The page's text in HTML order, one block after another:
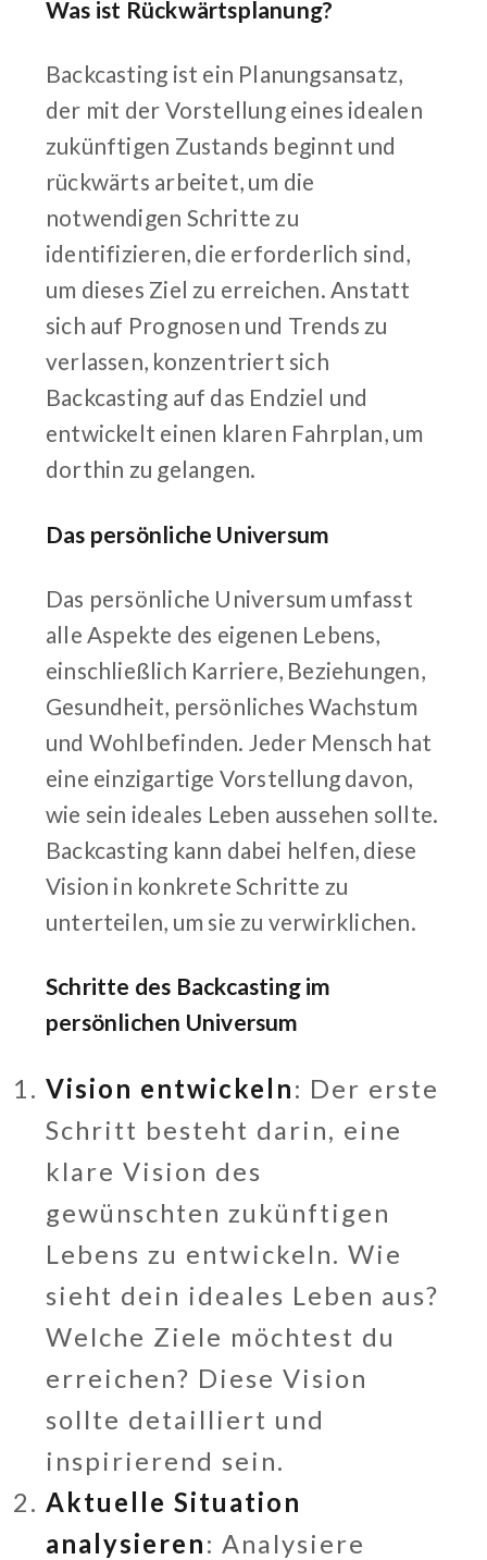
Was ist Rückwärtsplanung?
Backcasting ist ein Planungsansatz,
der mit der Vorstellung eines idealen
zukünftigen Zustands beginnt und
rückwärts arbeitet, um die
notwendigen Schritte zu
identifizieren, die erforderlich sind,
um dieses Ziel zu erreichen. Anstatt
sich auf Prognosen und Trends zu
verlassen, konzentriert sich
Backcasting auf das Endziel und
entwickelt einen klaren Fahrplan, um
dorthin zu gelangen.
Das persönliche Universum
Das persönliche Universum umfasst
alle Aspekte des eigenen Lebens,
einschließlich Karriere, Beziehungen,
Gesundheit, persönliches Wachstum
und Wohlbefinden. Jeder Mensch hat
eine einzigartige Vorstellung davon,
wie sein ideales Leben aussehen sollte.
Backcasting kann dabei helfen, diese
Vision in konkrete Schritte zu
unterteilen, um sie zu verwirklichen.
Schritte des Backcasting im
persönlichen Universum
Vision entwickeln: Der erste
Schritt besteht darin, eine
klare Vision des
gewünschten zukünftigen
Lebens zu entwickeln. Wie
sieht dein ideales Leben aus?
Welche Ziele möchtest du
erreichen? Diese Vision
sollte detailliert und
inspirierend sein.
Aktuelle Situation
analysieren: Analysiere